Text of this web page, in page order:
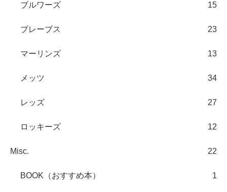
ブルワーズ 15
ブレーブス 23
マーリンズ 13
メッツ 34
レッズ 27
ロッキーズ 12
Misc. 22
BOOK（おすすめ本） 1